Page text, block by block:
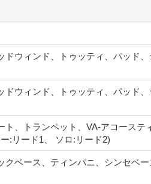
ウィンド、トゥッティ、パッド
ウィンド、トゥッティ、パッド
、トランペット、VA-アコーステ
:リード1、 ソロ:リード2)
ベース、ティンパニ、シンセベ